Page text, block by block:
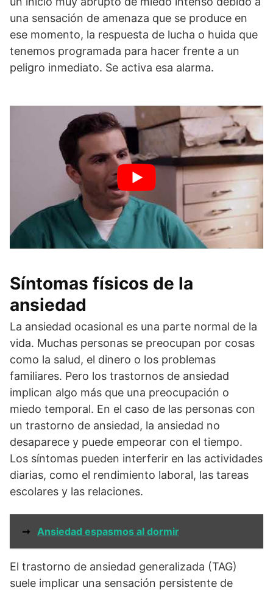
una sensación de amenaza que se produce en
ese momento, la respuesta de lucha o huida que
tenemos programada para hacer frente a un
peligro inmediato. Se activa esa alarma.
Síntomas físicos de la
ansiedad
La ansiedad ocasional es una parte normal de la
vida. Muchas personas se preocupan por cosas
como la salud, el dinero o los problemas
familiares. Pero los trastornos de ansiedad
implican algo más que una preocupación o
miedo temporal. En el caso de las personas con
un trastorno de ansiedad, la ansiedad no
desaparece y puede empeorar con el tiempo.
Los síntomas pueden interferir en las actividades
diarias, como el rendimiento laboral, las tareas
escolares y las relaciones.
➞ Ansiedad espasmos al dormir
El trastorno de ansiedad generalizada (TAG)
suele implicar una sensación persistente de